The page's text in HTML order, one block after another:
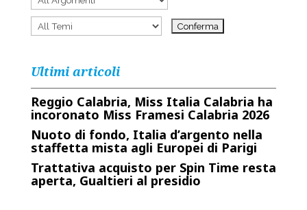
Ultimi articoli
Reggio Calabria, Miss Italia Calabria ha
incoronato Miss Framesi Calabria 2026
Nuoto di fondo, Italia d’argento nella
staffetta mista agli Europei di Parigi
Trattativa acquisto per Spin Time resta
aperta, Gualtieri al presidio